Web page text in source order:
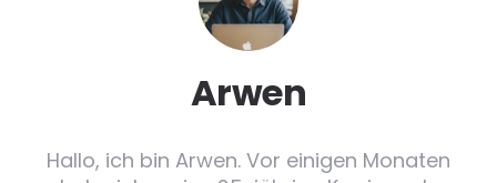
Arwen
Hallo, ich bin Arwen. Vor einigen Monaten